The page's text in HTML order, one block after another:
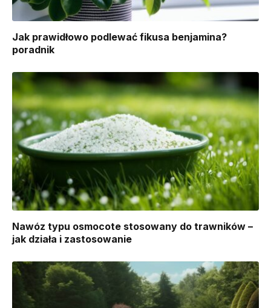
Jak prawidłowo podlewać fikusa benjamina?
poradnik
Nawóz typu osmocote stosowany do trawników –
jak działa i zastosowanie